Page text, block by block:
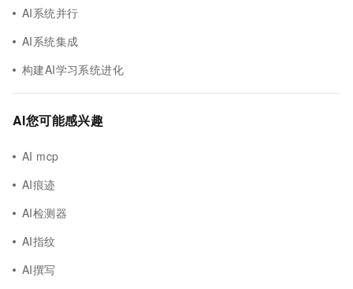
AI系统并行
AI系统集成
构建AI学习系统进化
AI您可能感兴趣
AI mcp
AI痕迹
AI检测器
AI指纹
AI撰写